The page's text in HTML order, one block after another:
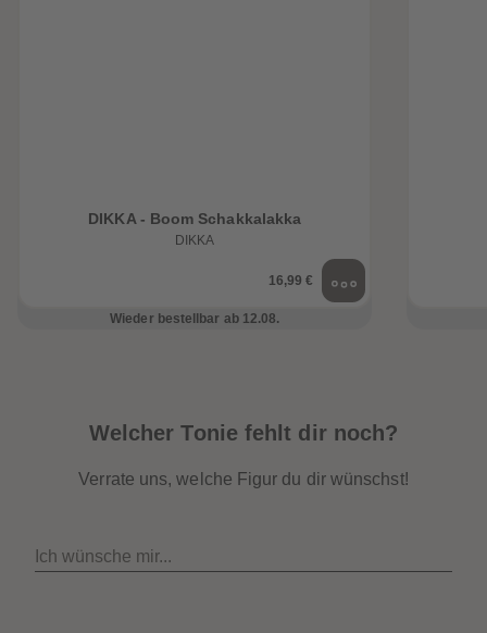
DIKKA - Boom Schakkalakka
DIKKA
16,99 €
Wieder bestellbar ab 12.08.
Welcher Tonie fehlt dir noch?
Verrate uns, welche Figur du dir wünschst!
Ich wünsche mir...